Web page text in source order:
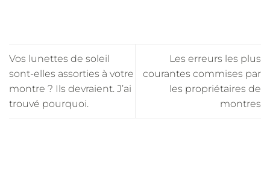
Vos lunettes de soleil
sont-elles assorties à votre
montre ? Ils devraient. J’ai
trouvé pourquoi.
Les erreurs les plus
courantes commises par
les propriétaires de
montres